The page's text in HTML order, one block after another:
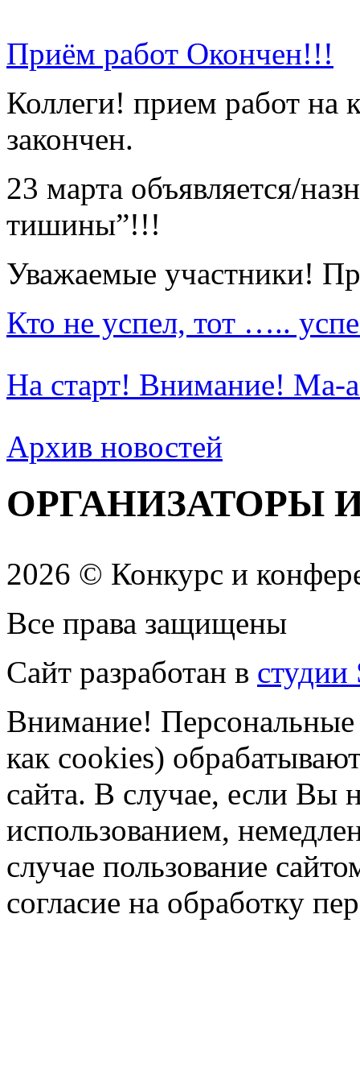
Приём работ Окончен!!!
Коллеги! прием работ на
закончен.
23 марта объявляется/
тишины”!!!
Уважаемые участники!
Кто не успел, тот …..
На старт! Внимание! Ма-
Архив новостей
ОРГАНИЗАТОРЫ
2026 © Конкурс и
Все права защищены
Сайт разработан в студии
Внимание! Персональные
как cookies)
сайта. В случае, если Вы
использованием,
случае пользование
согласие на обработку